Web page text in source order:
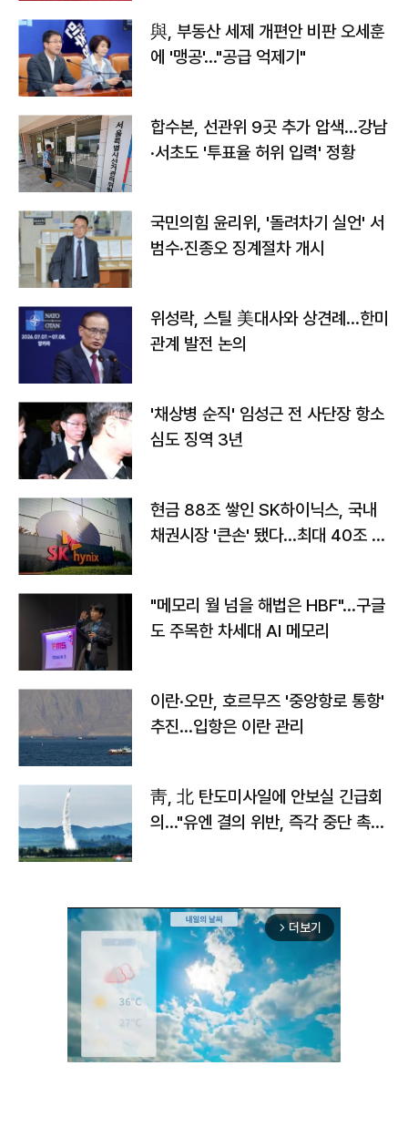
與, 부동산 세제 개편안 비판 오세훈
에 '맹공'…"공급 억제기"
합수본, 선관위 9곳 추가 압색…강남
·서초도 '투표율 허위 입력' 정황
국민의힘 윤리위, '돌려차기 실언' 서
범수·진종오 징계절차 개시
위성락, 스틸 美대사와 상견례…한미
관계 발전 논의
'채상병 순직' 임성근 전 사단장 항소
심도 징역 3년
현금 88조 쌓인 SK하이닉스, 국내
채권시장 '큰손' 됐다…최대 40조 투
"메모리 월 넘을 해법은 HBF"…구글
도 주목한 차세대 AI 메모리
이란·오만, 호르무즈 '중앙항로 통항'
추진…입항은 이란 관리
靑, 北 탄도미사일에 안보실 긴급회
의…"유엔 결의 위반, 즉각 중단 촉
arrow_forward_ios 더보기